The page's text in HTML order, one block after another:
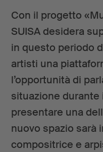
Con il progetto
SUISA desidera
in questo periodo
artisti una
l’opportunità di
situazione durante
presentare una
nuovo spazio sarà
compositrice e